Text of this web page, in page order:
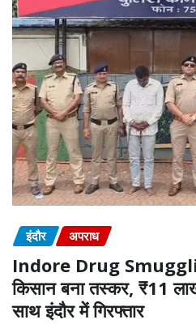
इंदौर अपराध
Indore Drug
किसान बना तस्कर, ₹11
साथ इंदौर में गिरफ्तार